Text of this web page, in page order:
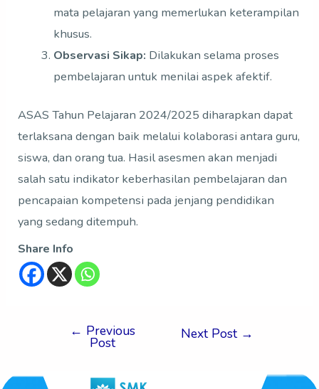
mata pelajaran yang memerlukan keterampilan
khusus.
Observasi Sikap: Dilakukan selama proses
pembelajaran untuk menilai aspek afektif.
ASAS Tahun Pelajaran 2024/2025 diharapkan dapat
terlaksana dengan baik melalui kolaborasi antara guru,
siswa, dan orang tua. Hasil asesmen akan menjadi
salah satu indikator keberhasilan pembelajaran dan
pencapaian kompetensi pada jenjang pendidikan
yang sedang ditempuh.
Share Info
← Previous
Post
Next Post →